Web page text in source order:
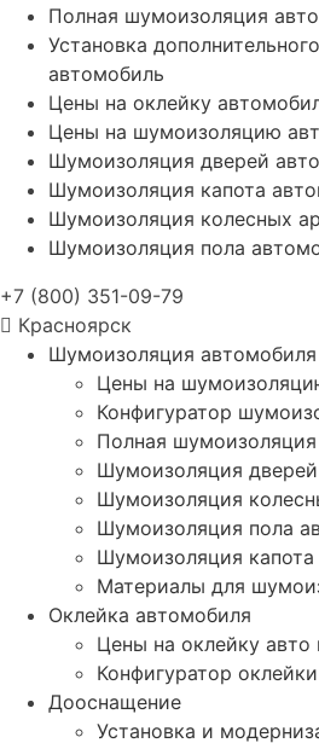
Полная шумоизоляция
Установка
автомобиль
Цены на оклейку
Цены на шумоизоляцию
Шумоизоляция дверей
Шумоизоляция капота
Шумоизоляция колесных
Шумоизоляция пола
+7 (800) 351-09-79
Красноярск
Шумоизоляция автомобиля
Цены на
Конфигуратор
Полная
Шумоизоляция
Шумоизоляция
Шумоизоляция пола
Шумоизоляция
Материалы для
Оклейка автомобиля
Цены на оклейку авто
Конфигуратор
Дооснащение
Установка и